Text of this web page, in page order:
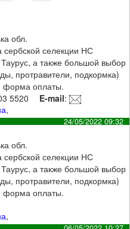
обл.
сербской селекции НС
а также большой выбор
протравители, подкормка)
форма оплаты.
5520 E-mail:
,
24/05/2022 09:32
обл.
сербской селекции НС
а также большой выбор
протравители, подкормка)
форма оплаты.
,